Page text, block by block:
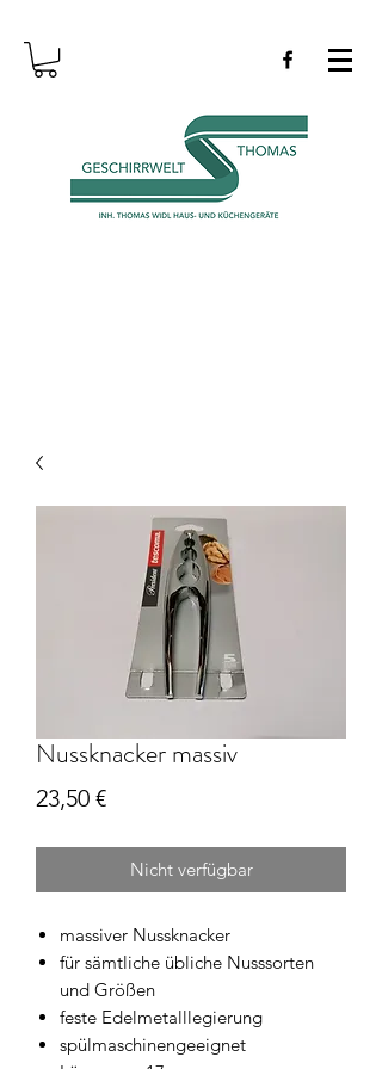
Nussknacker massiv
23,50 €Preis
Nicht verfügbar
massiver Nussknacker
für sämtliche übliche Nusssorten
und Größen
feste Edelmetalllegierung
spülmaschinengeeignet